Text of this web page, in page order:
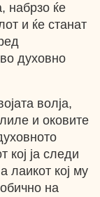
набрзо ќе
и ќе станат
духовно
волја,
и оковите
кој ја следи
лаикот кој му
на